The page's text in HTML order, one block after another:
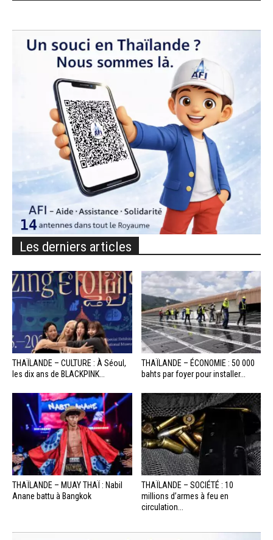
Les derniers articles
THAÏLANDE – CULTURE : À Séoul,
les dix ans de BLACKPINK...
THAÏLANDE – ÉCONOMIE : 50 000
bahts par foyer pour installer...
THAÏLANDE – MUAY THAÏ : Nabil
Anane battu à Bangkok
THAÏLANDE – SOCIÉTÉ : 10
millions d’armes à feu en
circulation...